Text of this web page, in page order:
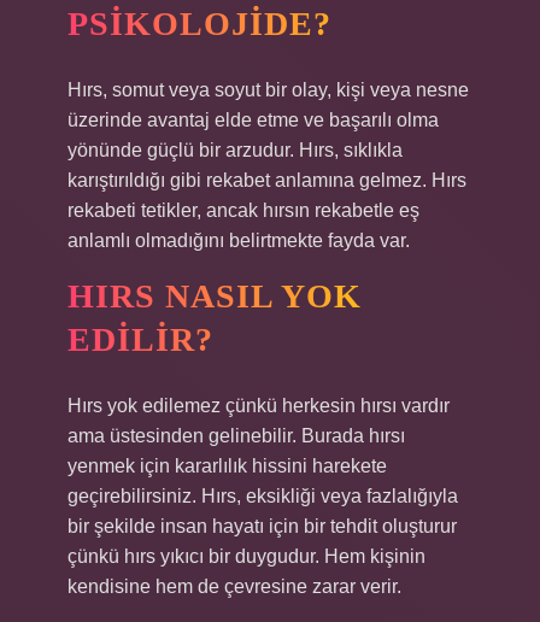
PSIKOLOJIDE?
Hırs, somut veya soyut bir olay, kişi veya nesne
üzerinde avantaj elde etme ve başarılı olma
yönünde güçlü bir arzudur. Hırs, sıklıkla
karıştırıldığı gibi rekabet anlamına gelmez. Hırs
rekabeti tetikler, ancak hırsın rekabetle eş
anlamlı olmadığını belirtmekte fayda var.
HIRS NASIL YOK
EDILIR?
Hırs yok edilemez çünkü herkesin hırsı vardır
ama üstesinden gelinebilir. Burada hırsı
yenmek için kararlılık hissini harekete
geçirebilirsiniz. Hırs, eksikliği veya fazlalığıyla
bir şekilde insan hayatı için bir tehdit oluşturur
çünkü hırs yıkıcı bir duygudur. Hem kişinin
kendisine hem de çevresine zarar verir.